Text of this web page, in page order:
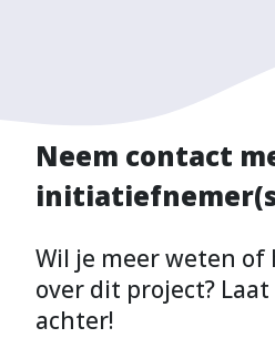
Neem contact
Wil je meer weten of
over dit project?
achter!